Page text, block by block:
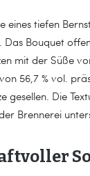
eines tiefen
Das Bouquet
mit der Süße
56,7 % vol.
gesellen. Die
Brennerei